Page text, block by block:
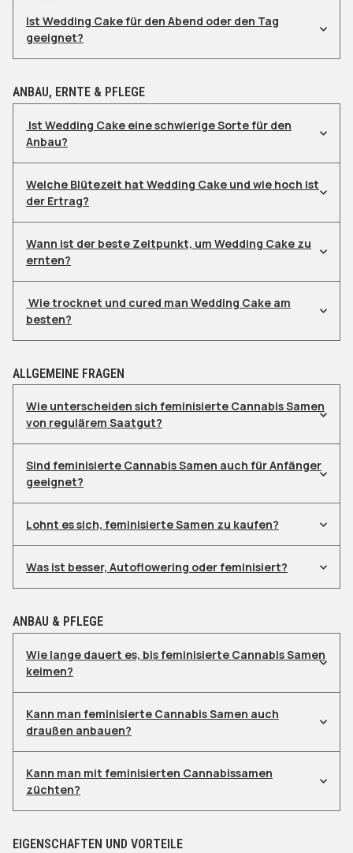
Limonen – Gibt die zitrusartige Frische und hebt die
Stimmung
und entspannende Wirkung
Myrcen – Verleiht die typische Indica-Entspannung
und das erdige Aroma
Fruchtige Kirschnoten in der Mitte
Erdig-würzige Tiefe im Abgang
Ist Wedding Cake für den Abend oder den Tag
geeignet?
ANBAU, ERNTE & PFLEGE
Ist Wedding Cake eine schwierige Sorte für den
Anbau?
Welche Blütezeit hat Wedding Cake und wie hoch ist
der Ertrag?
Indoor-Ertrag: 500–600 g/m²
Outdoor-Ertrag: Bis zu 750 g pro Pflanze
Wann ist der beste Zeitpunkt, um Wedding Cake zu
ernten?
Wie trocknet und cured man Wedding Cake am
besten?
Curing: Mindestens 3 Wochen in luftdichten
ALLGEMEINE FRAGEN
Wie unterscheiden sich feminisierte Cannabis Samen
von regulärem Saatgut?
Sind feminisierte Cannabis Samen auch für Anfänger
geeignet?
Lohnt es sich, feminisierte Samen zu kaufen?
Was ist besser, Autoflowering oder feminisiert?
ANBAU & PFLEGE
Wie lange dauert es, bis feminisierte Cannabis Samen
keimen?
Kann man feminisierte Cannabis Samen auch
draußen anbauen?
Kann man mit feminisierten Cannabissamen
züchten?
EIGENSCHAFTEN UND VORTEILE